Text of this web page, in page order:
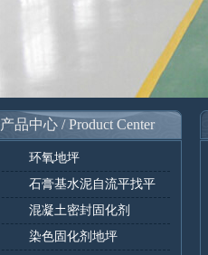
产品中心 / Product Center
环氧地坪
石膏基水泥自流平找平
混凝土密封固化剂
染色固化剂地坪